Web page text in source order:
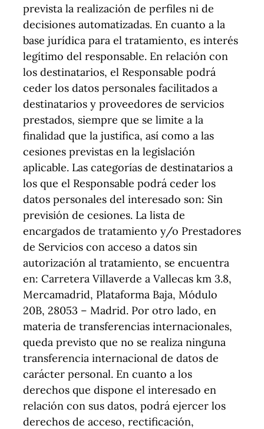
prevista la realización de perfiles ni de
decisiones automatizadas. En cuanto a la
base jurídica para el tratamiento, es interés
legítimo del responsable. En relación con
los destinatarios, el Responsable podrá
ceder los datos personales facilitados a
destinatarios y proveedores de servicios
prestados, siempre que se limite a la
finalidad que la justifica, así como a las
cesiones previstas en la legislación
aplicable. Las categorías de destinatarios a
los que el Responsable podrá ceder los
datos personales del interesado son: Sin
previsión de cesiones. La lista de
encargados de tratamiento y/o Prestadores
de Servicios con acceso a datos sin
autorización al tratamiento, se encuentra
en: Carretera Villaverde a Vallecas km 3.8,
Mercamadrid, Plataforma Baja, Módulo
20B, 28053 – Madrid. Por otro lado, en
materia de transferencias internacionales,
queda previsto que no se realiza ninguna
transferencia internacional de datos de
carácter personal. En cuanto a los
derechos que dispone el interesado en
relación con sus datos, podrá ejercer los
derechos de acceso, rectificación,